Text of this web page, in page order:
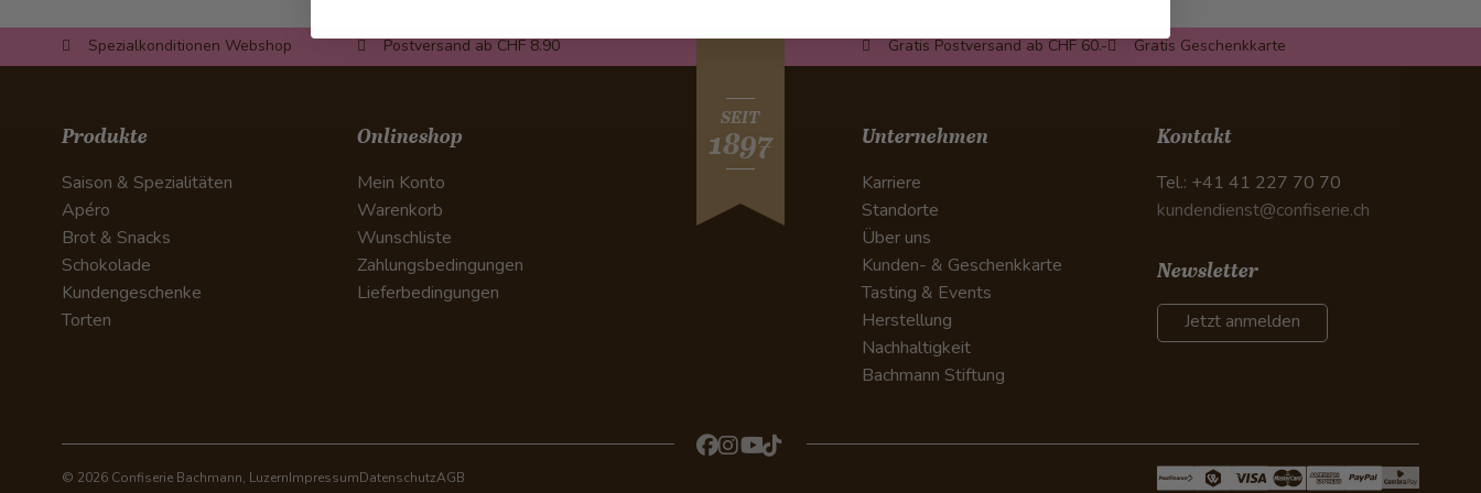
Spezialkonditionen Webshop Postversand ab CHF 8.90 Gratis Postversand ab CHF 60.- Gratis Geschenkkarte
SEIT
1897
Produkte
Saison & Spezialitäten
Apéro
Brot & Snacks
Schokolade
Kundengeschenke
Torten
Onlineshop
Mein Konto
Warenkorb
Wunschliste
Zahlungsbedingungen
Lieferbedingungen
Unternehmen
Karriere
Standorte
Über uns
Kunden- & Geschenkkarte
Tasting & Events
Herstellung
Nachhaltigkeit
Bachmann Stiftung
Kontakt
Tel.: +41 41 227 70 70
kundendienst@confiserie.ch
Newsletter
Jetzt anmelden
© 2026 Confiserie Bachmann, LuzernImpressumDatenschutzAGB